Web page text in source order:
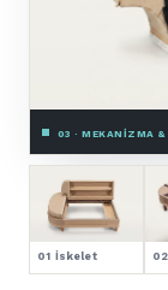
04 · SÜNGER — 4
01 İskelet